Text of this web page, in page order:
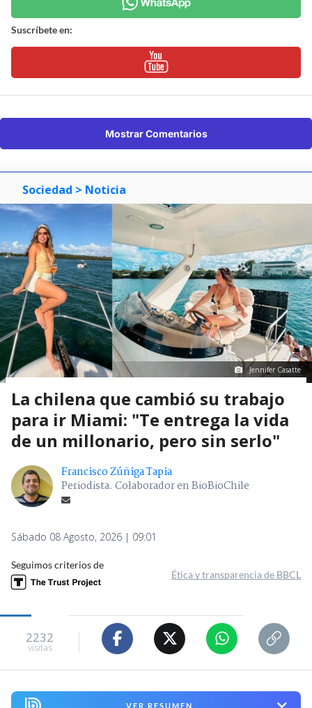
Suscríbete en:
Mostrar Comentarios
Sociedad > Noticia
Jennifer Casatte
La chilena que cambió su trabajo
para ir Miami: "Te entrega la vida
de un millonario, pero sin serlo"
Francisco Zúñiga Tapia
Periodista. Colaborador en BioBioChile
Sábado 08 Agosto, 2026 | 09:01
Seguimos criterios de
Ética y transparencia de BBCL
2232
visitas
VER RESUMEN